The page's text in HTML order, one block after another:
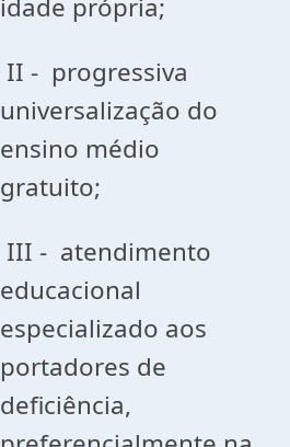
idade própria;
II - progressiva
universalização do
ensino médio
gratuito;
III - atendimento
educacional
especializado aos
portadores de
deficiência,